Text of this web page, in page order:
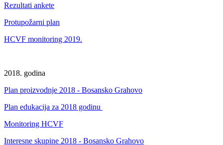
Rezultati ankete
Protupožarni plan
HCVF monitoring 2019.
2018. godina
Plan proizvodnje 2018 - Bosansko Grahovo
Plan edukacija za 2018 godinu
Monitoring HCVF
Interesne skupine 2018 - Bosansko Grahovo